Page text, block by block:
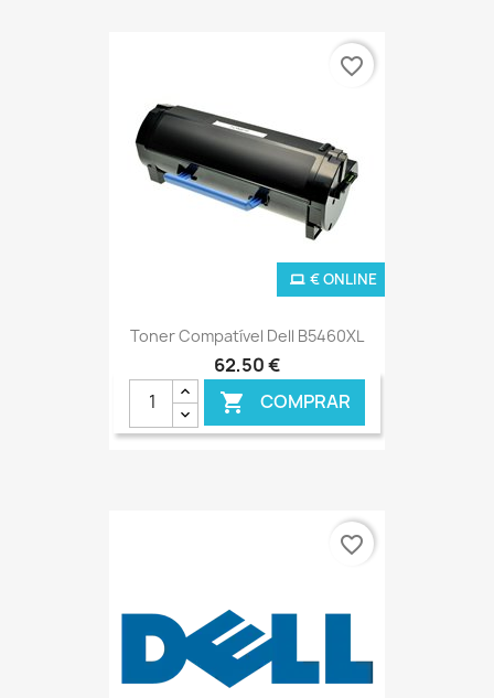
Toner Compatível Dell B5460XL
62,50 €
 COMPRAR
€ ONLINE
favorite_border
favorite_border